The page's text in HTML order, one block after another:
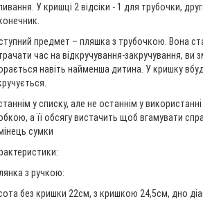
У кришці 2 відсіки - 1 для трубочки,
предмет – пляшка з трубочкою. Вона
час на відкручування-закручування,
навіть найменша дитина. У кришку
у списку, але не останнім у
а її обсягу вистачить щоб вгамувати
сумки
з ручкою:
без кришки 22см, з кришкою 24,5см, дно